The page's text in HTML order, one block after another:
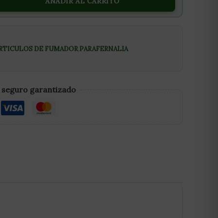
DE FUMADOR,PARAFERNALIA
seguro garantizado